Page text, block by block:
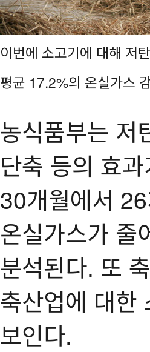
이번에 소고기에 대해 저
평균 17.2%의 온실가스
농식품부는 저
단축 등의 효
30개월에서
온실가스가 줄
분석된다. 또
축산업에 대한
보인다.